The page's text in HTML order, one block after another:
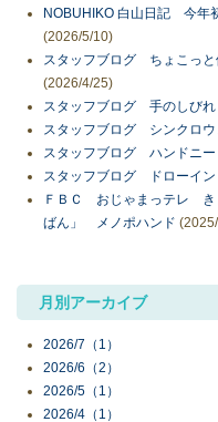
NOBUHIKO 白山日記 今年
(2026/5/10)
スタッフブログ ちょこっと
(2026/4/25)
スタッフブログ 手のしび
スタッフブログ シンクロウ
スタッフブログ ハンドニー
スタッフブログ ドローイン
ＦＢＣ おじゃまっテレ き
ばん」 メノポハンド
月別アーカイブ
2026/7（1）
2026/6（2）
2026/5（1）
2026/4（1）